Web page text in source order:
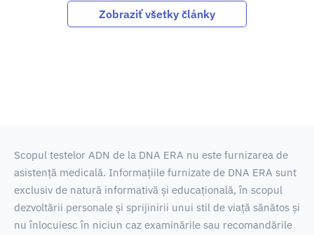
Zobraziť všetky články
Scopul testelor ADN de la DNA ERA nu este furnizarea de
asistență medicală. Informațiile furnizate de DNA ERA sunt
exclusiv de natură informativă și educațională, în scopul
dezvoltării personale și sprijinirii unui stil de viață sănătos și
nu înlocuiesc în niciun caz examinările sau recomandările